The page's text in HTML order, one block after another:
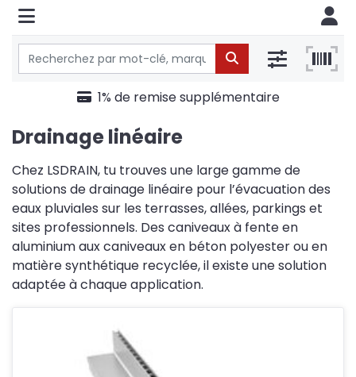
1% de remise supplémentaire
Drainage linéaire
Chez LSDRAIN, tu trouves une large gamme de
solutions de drainage linéaire pour l’évacuation des
eaux pluviales sur les terrasses, allées, parkings et
sites professionnels. Des caniveaux à fente en
aluminium aux caniveaux en béton polyester ou en
matière synthétique recyclée, il existe une solution
adaptée à chaque application.